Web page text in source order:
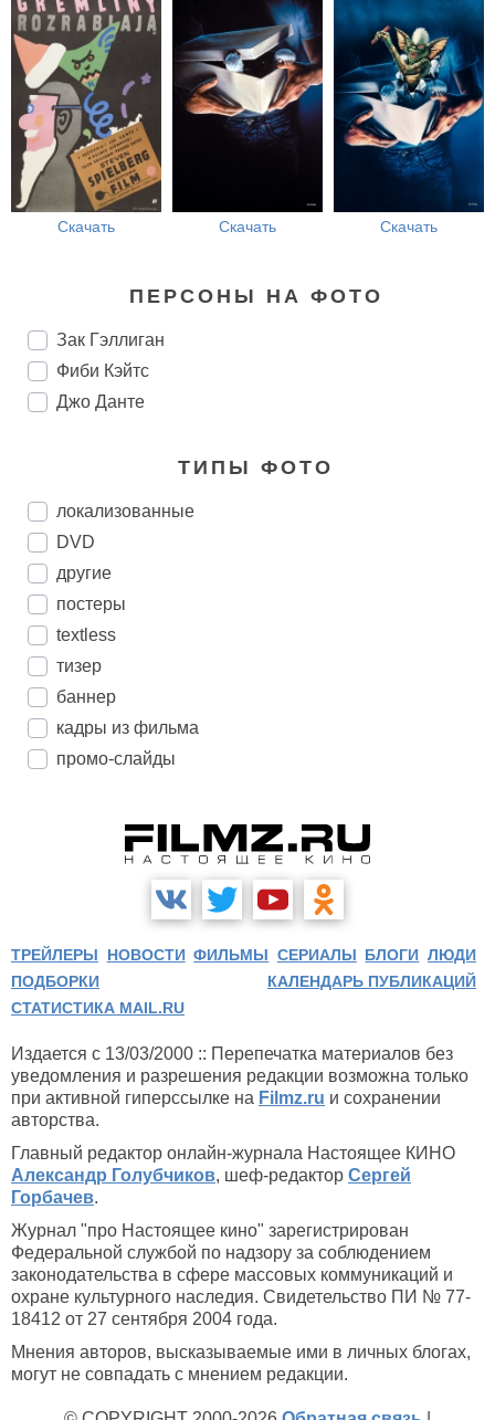
Скачать Скачать Скачать
ПЕРСОНЫ НА ФОТО
Зак Гэллиган
Фиби Кэйтс
Джо Данте
ТИПЫ ФОТО
локализованные
DVD
другие
постеры
textless
тизер
баннер
кадры из фильма
промо-слайды
ТРЕЙЛЕРЫ НОВОСТИ ФИЛЬМЫ СЕРИАЛЫ БЛОГИ ЛЮДИ
ПОДБОРКИ
КАЛЕНДАРЬ ПУБЛИКАЦИЙ
СТАТИСТИКА MAIL.RU
Издается с 13/03/2000 :: Перепечатка материалов без
уведомления и разрешения редакции возможна только
при активной гиперссылке на Filmz.ru и сохранении
авторства.
Главный редактор онлайн-журнала Настоящее КИНО
Александр Голубчиков, шеф-редактор Сергей
Горбачев.
Журнал "про Настоящее кино" зарегистрирован
Федеральной службой по надзору за соблюдением
законодательства в сфере массовых коммуникаций и
охране культурного наследия. Свидетельство ПИ № 77-
18412 от 27 сентября 2004 года.
Мнения авторов, высказываемые ими в личных блогах,
могут не совпадать с мнением редакции.